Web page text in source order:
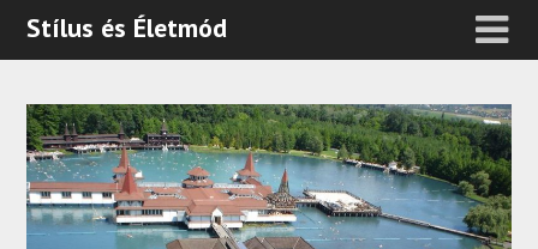
Stílus és Életmód